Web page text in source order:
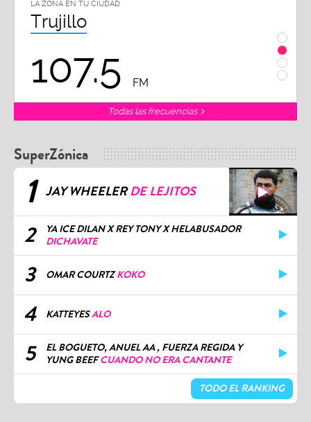
LA ZONA EN TU CIUDAD
Trujillo
107.5 FM
Todas las frecuencias
SuperZónica
1 JAY WHEELERDE LEJITOS
2
YA ICE DILAN X REY TONY X HELABUSADOR
DICHAVATE
3 OMAR COURTZKOKO
4 KATTEYESALO
5
EL BOGUETO, ANUEL AA , FUERZA REGIDA Y
YUNG BEEFCUANDO NO ERA CANTANTE
TODO EL RANKING